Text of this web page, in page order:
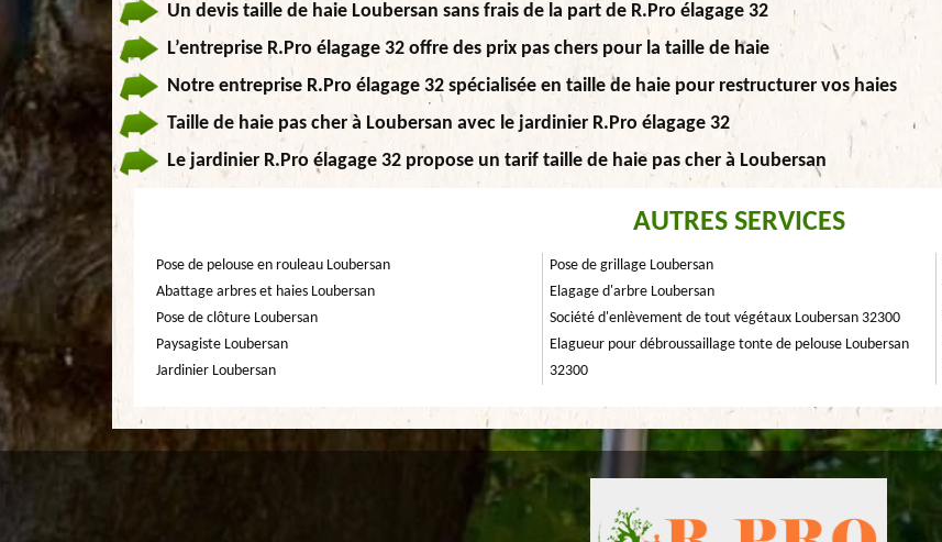
Un devis taille de haie Loubersan sans frais de la part de R.Pro élagage 32
L’entreprise R.Pro élagage 32 offre des prix pas chers pour la taille de haie
Notre entreprise R.Pro élagage 32 spécialisée en taille de haie pour restructurer vos haies
Taille de haie pas cher à Loubersan avec le jardinier R.Pro élagage 32
Le jardinier R.Pro élagage 32 propose un tarif taille de haie pas cher à Loubersan
AUTRES SERVICES
Pose de pelouse en rouleau Loubersan
Abattage arbres et haies Loubersan
Pose de clôture Loubersan
Paysagiste Loubersan
Jardinier Loubersan
Pose de grillage Loubersan
Elagage d'arbre Loubersan
Société d'enlèvement de tout végétaux Loubersan 32300
Elagueur pour débroussaillage tonte de pelouse Loubersan
32300